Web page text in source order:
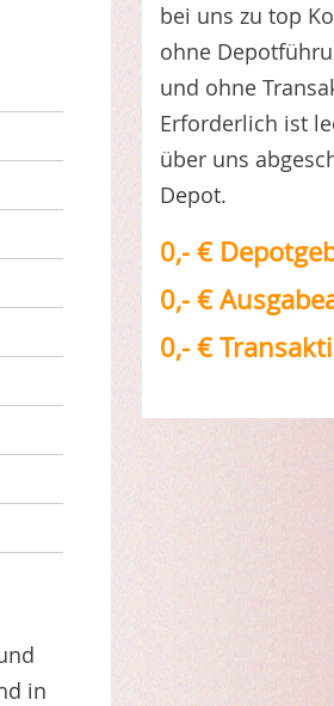
in
bei uns zu top
ohne
und ohne
Erforderlich ist
über uns
Depot.
0,- €
0,- €
0,- €